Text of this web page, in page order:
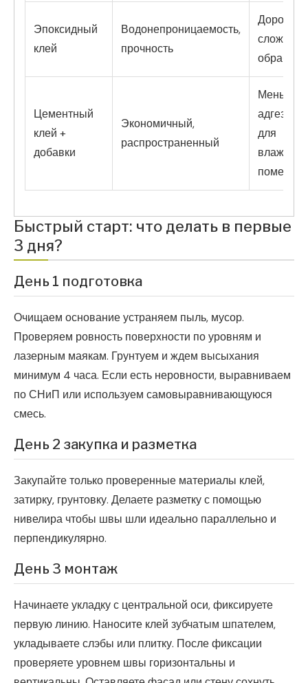
Эпоксидный
клей
Водонепроницаемость,
прочность
Дорогой,
сложный
Цементный
клей +
добавки
Экономичный,
распространенный
Меньшая
адгезия,
для
влажных
Быстрый старт: что делать в первые
3 дня?
День 1 подготовка
Очищаем основание устраняем пыль, мусор.
Проверяем ровность поверхности по уровням и
лазерным маякам. Грунтуем и ждем высыхания
минимум 4 часа. Если есть неровности, выравниваем
по СНиП или используем самовыравнивающуюся
смесь.
День 2 закупка и разметка
Закупайте только проверенные материалы клей,
затирку, грунтовку. Делаете разметку с помощью
нивелира чтобы швы шли идеально параллельно и
перпендикулярно.
День 3 монтаж
Начинаете укладку с центральной оси, фиксируете
первую линию. Наносите клей зубчатым шпателем,
укладываете слэбы или плитку. После фиксации
проверяете уровнем швы горизонтальны и